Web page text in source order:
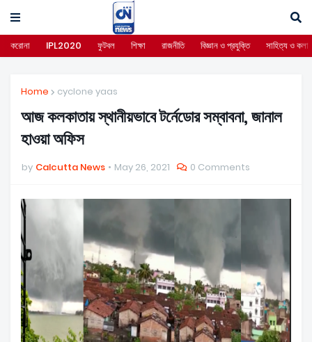
করোনা IPL2020 ফুটবল শিক্ষা রাজনীতি বিজ্ঞান ও প্রযুক্তি সাহিত্য ও কলা
Home cyclone yaas
আজ কলকাতায় স্থানীয়ভাবে টর্নেডোর সম্বাবনা, জানাল
হাওয়া অফিস
by Calcutta News May 26, 2021 0 Comments